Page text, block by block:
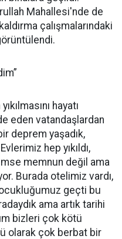
Mahallesi'nde de
çalışmalarındaki
hayatı
eden vatandaşlardan
deprem yaşadık,
hep yıkıldı,
memnun değil ama
Burada otelimiz vardı,
geçti bu
ama artık tarihi
bizleri çok kötü
olarak çok berbat bir